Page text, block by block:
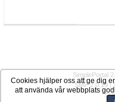
SimplePortal
SMF 2.0.19|
Cookies hjälper oss att ge dig
att använda vår webbplats